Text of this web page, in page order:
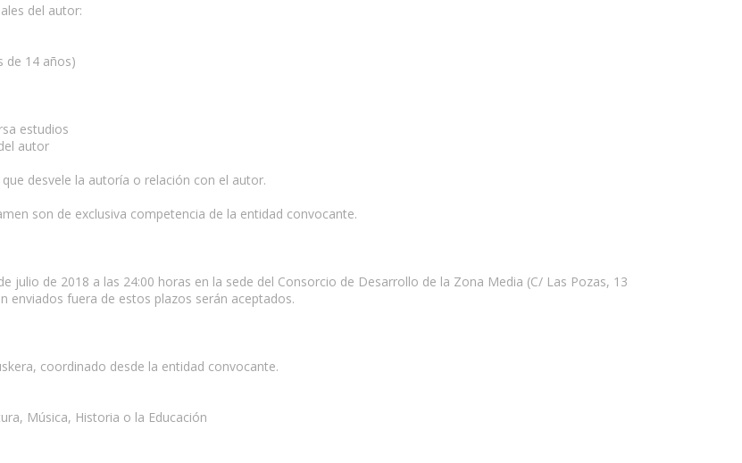
del autor:
de 14 años)
estudios
autor
desvele la autoría o relación con el autor.
son de exclusiva competencia de la entidad convocante.
julio de 2018 a las 24:00 horas en la sede del Consorcio de Desarrollo de la Zona Media (C/ Las Pozas, 13
enviados fuera de estos plazos serán aceptados.
coordinado desde la entidad convocante.
Música, Historia o la Educación